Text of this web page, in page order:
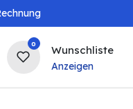
0 Wunschliste
Anzeigen